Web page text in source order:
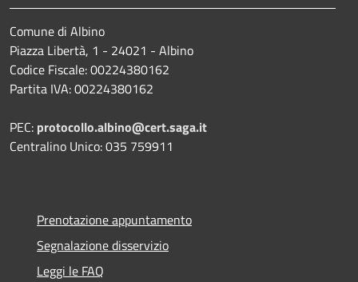
Comune di Albino
Piazza Libertà, 1 - 24021 - Albino
Codice Fiscale: 00224380162
Partita IVA: 00224380162
PEC: protocollo.albino@cert.saga.it
Centralino Unico: 035 759911
Prenotazione appuntamento
Segnalazione disservizio
Leggi le FAQ